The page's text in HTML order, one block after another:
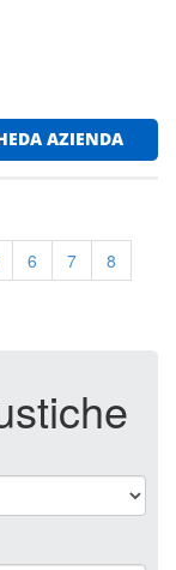
AZIENDA
6 7
8